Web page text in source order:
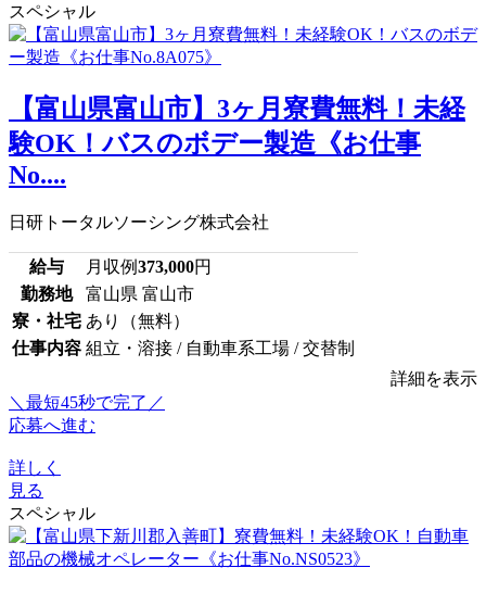
スペシャル
【富山県富山市】3ヶ月寮費無料！未経
験OK！バスのボデー製造《お仕事
No....
日研トータルソーシング株式会社
給与 月収例373,000円
勤務地
富山県 富山市
寮・社宅 あり（無料）
仕事内容 組立・溶接 / 自動車系工場 / 交替制
詳細を表示
＼最短45秒で完了／
応募へ進む
詳しく
見る
スペシャル